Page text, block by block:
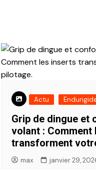
Actu
Grip de dingue et
volant : Comment
transforment
max janvier 29,